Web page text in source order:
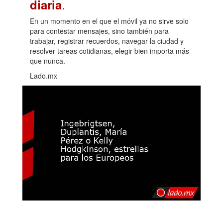
diaria.
En un momento en el que el móvil ya no sirve solo
para contestar mensajes, sino también para
trabajar, registrar recuerdos, navegar la ciudad y
resolver tareas cotidianas, elegir bien importa más
que nunca.
Lado.mx